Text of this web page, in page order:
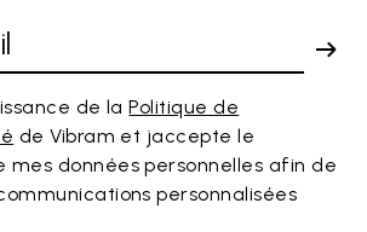
de laPolitique de
de Vibram et jaccepte le
données personnelles afin de
personnalisées